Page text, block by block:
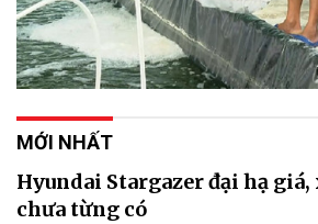
MỚI NHẤT
Hyundai Stargazer đại hạ giá,
chưa từng có